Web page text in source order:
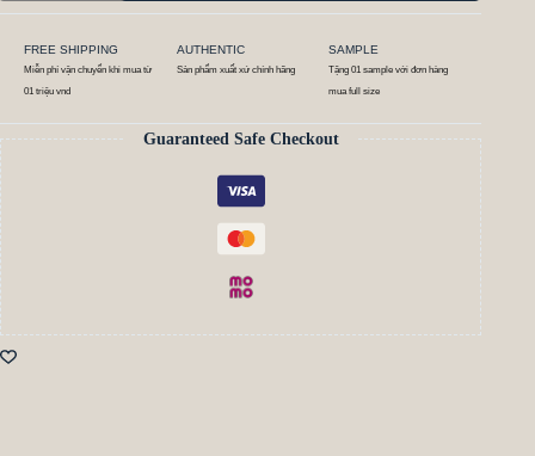
FREE SHIPPING
Miễn phí vận chuyển khi mua từ
01 triệu vnd
AUTHENTIC
Sản phẩm xuất xứ chính hãng
SAMPLE
Tặng 01 sample với đơn hàng
mua full size
Guaranteed Safe Checkout